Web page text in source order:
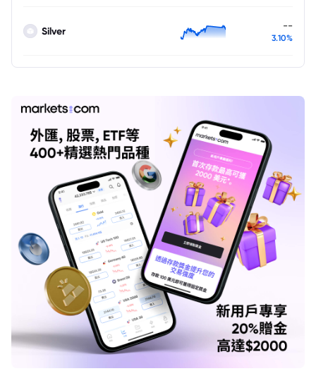
Silver --
3.10%